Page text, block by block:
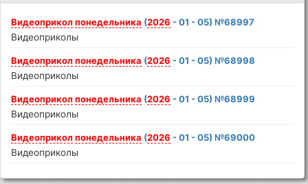
Видеоприкол понедельника (2026 - 01 - 05) №68997
Видеоприколы
Видеоприкол понедельника (2026 - 01 - 05) №68998
Видеоприколы
Видеоприкол понедельника (2026 - 01 - 05) №68999
Видеоприколы
Видеоприкол понедельника (2026 - 01 - 05) №69000
Видеоприколы